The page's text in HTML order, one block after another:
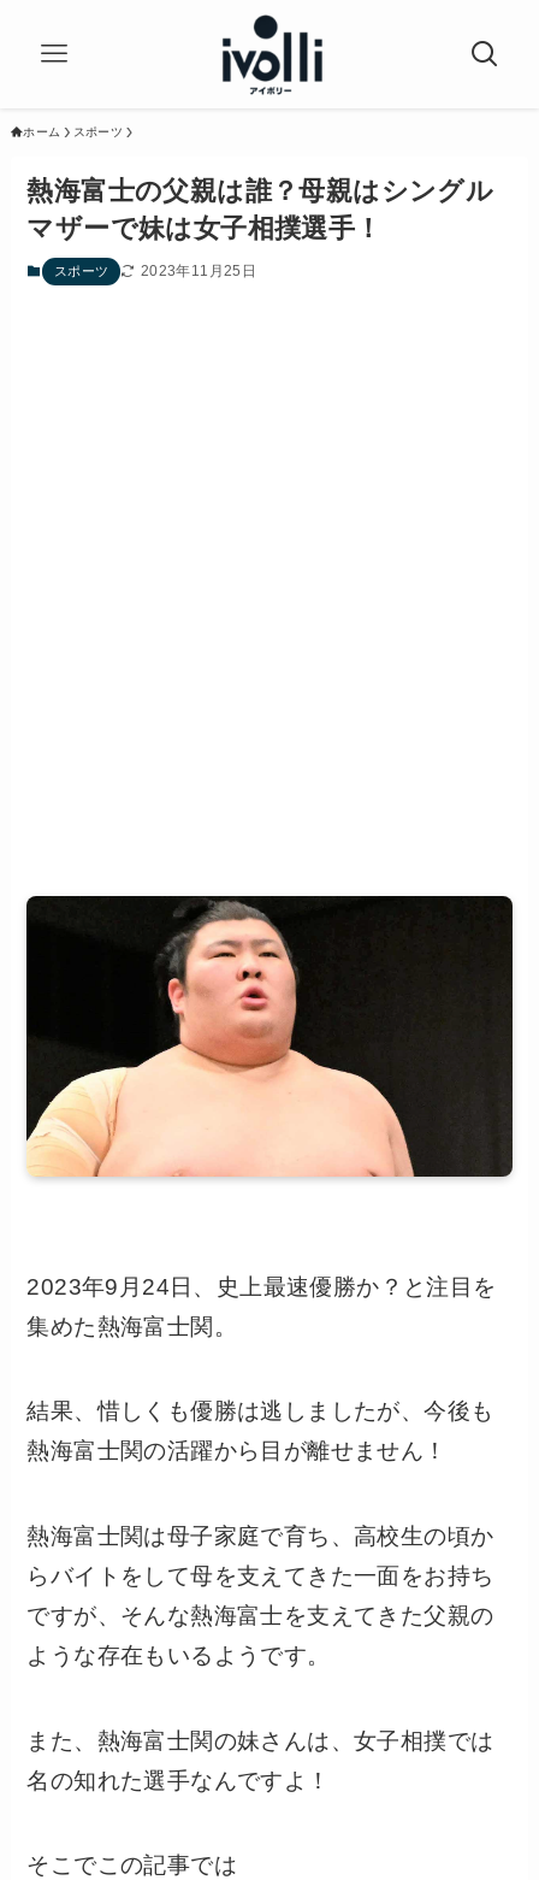
ホーム スポーツ
熱海富士の父親は誰？母親はシングル
マザーで妹は女子相撲選手！
スポーツ 2023年11月25日
2023年9月24日、史上最速優勝か？と注目を
集めた熱海富士関。
結果、惜しくも優勝は逃しましたが、今後も
熱海富士関の活躍から目が離せません！
熱海富士関は母子家庭で育ち、高校生の頃か
らバイトをして母を支えてきた一面をお持ち
ですが、そんな熱海富士を支えてきた父親の
ような存在もいるようです。
また、熱海富士関の妹さんは、女子相撲では
名の知れた選手なんですよ！
そこでこの記事では